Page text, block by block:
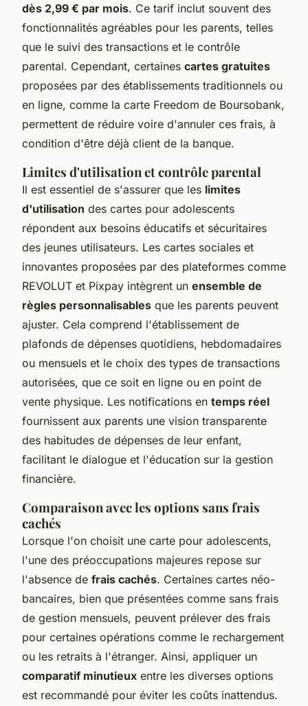
dès 2,99 € par mois. Ce tarif inclut souvent des
fonctionnalités agréables pour les parents, telles
que le suivi des transactions et le contrôle
parental. Cependant, certaines cartes gratuites
proposées par des établissements traditionnels ou
en ligne, comme la carte Freedom de Boursobank,
permettent de réduire voire d'annuler ces frais, à
condition d'être déjà client de la banque.
Limites d'utilisation et contrôle parental
Il est essentiel de s'assurer que les limites
d'utilisation des cartes pour adolescents
répondent aux besoins éducatifs et sécuritaires
des jeunes utilisateurs. Les cartes sociales et
innovantes proposées par des plateformes comme
REVOLUT et Pixpay intègrent un ensemble de
règles personnalisables que les parents peuvent
ajuster. Cela comprend l'établissement de
plafonds de dépenses quotidiens, hebdomadaires
ou mensuels et le choix des types de transactions
autorisées, que ce soit en ligne ou en point de
vente physique. Les notifications en temps réel
fournissent aux parents une vision transparente
des habitudes de dépenses de leur enfant,
facilitant le dialogue et l'éducation sur la gestion
financière.
Comparaison avec les options sans frais
cachés
Lorsque l'on choisit une carte pour adolescents,
l'une des préoccupations majeures repose sur
l'absence de frais cachés. Certaines cartes néo-
bancaires, bien que présentées comme sans frais
de gestion mensuels, peuvent prélever des frais
pour certaines opérations comme le rechargement
ou les retraits à l'étranger. Ainsi, appliquer un
comparatif minutieux entre les diverses options
est recommandé pour éviter les coûts inattendus.